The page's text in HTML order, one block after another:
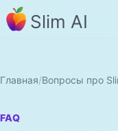
Slim AI
Главная/Вопросы про
FAQ